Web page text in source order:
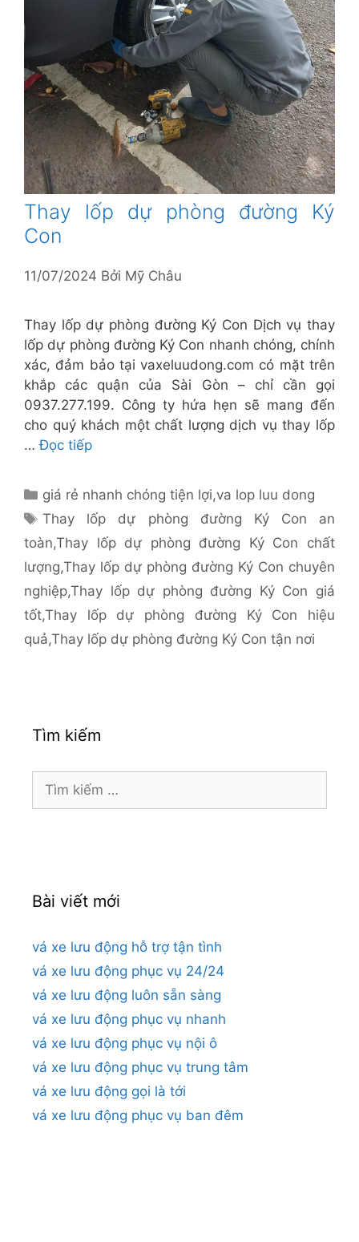
Thay lốp dự phòng đường Ký
Con
11/07/2024 Bởi Mỹ Châu
Thay lốp dự phòng đường Ký Con Dịch vụ thay
lốp dự phòng đường Ký Con nhanh chóng, chính
xác, đảm bảo tại vaxeluudong.com có mặt trên
khắp các quận của Sài Gòn – chỉ cần gọi
0937.277.199. Công ty hứa hẹn sẽ mang đến
cho quý khách một chất lượng dịch vụ thay lốp
…Đọc tiếp
Danh
mục
giá rẻ nhanh chóng tiện lợi,va lop luu dong
Thẻ
Thay lốp dự phòng đường Ký Con an
toàn,Thay lốp dự phòng đường Ký Con chất
lượng,Thay lốp dự phòng đường Ký Con chuyên
nghiệp,Thay lốp dự phòng đường Ký Con giá
tốt,Thay lốp dự phòng đường Ký Con hiệu
quả,Thay lốp dự phòng đường Ký Con tận nơi
Tìm kiếm
Tìm
kiếm
Bài viết mới
vá xe lưu động hỗ trợ tận tình
vá xe lưu động phục vụ 24/24
vá xe lưu động luôn sẵn sàng
vá xe lưu động phục vụ nhanh
vá xe lưu động phục vụ nội ô
vá xe lưu động phục vụ trung tâm
vá xe lưu động gọi là tới
vá xe lưu động phục vụ ban đêm